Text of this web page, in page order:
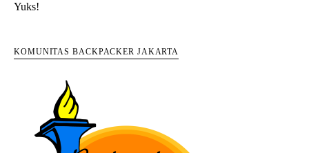
Yuks!
KOMUNITAS BACKPACKER JAKARTA